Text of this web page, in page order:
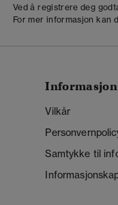
Ved å registrere deg
For mer informasjon kan
Informasjon
Vilkår
Samtykke til